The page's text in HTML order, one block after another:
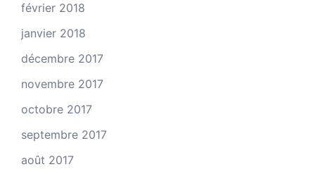
février 2018
janvier 2018
décembre 2017
novembre 2017
octobre 2017
septembre 2017
août 2017